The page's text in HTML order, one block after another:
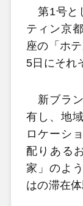
第1号と
ティン京
座の「ホ
5日にそれ
新ブラン
有し、地
ロケーシ
配りある
家」のよ
はの滞在